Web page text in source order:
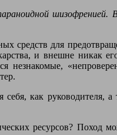
средств для
и внешне никак
незнакомые,
как руководителя,
ресурсов? Поход